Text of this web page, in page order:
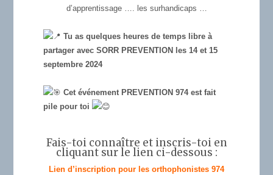
d’apprentissage …. les surhandicaps …
Tu as quelques heures de temps libre à
partager avec SORR PREVENTION les 14 et 15
septembre 2024
Cet événement PREVENTION 974 est fait
pile pour toi
Fais-toi connaître et inscris-toi en
cliquant sur le lien ci-dessous :
Lien d’inscription pour les orthophonistes 974